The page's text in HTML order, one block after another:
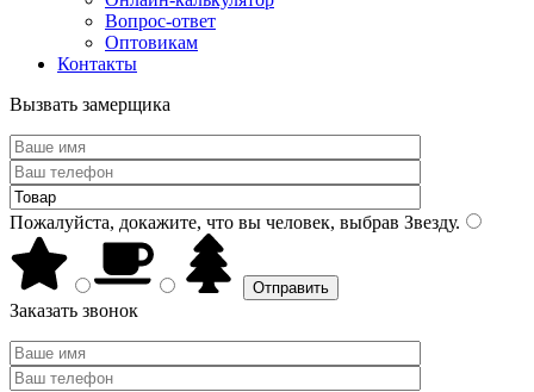
Вопрос-ответ
Оптовикам
Контакты
Вызвать замерщика
Пожалуйста, докажите, что вы человек, выбрав Звезду.
Заказать звонок